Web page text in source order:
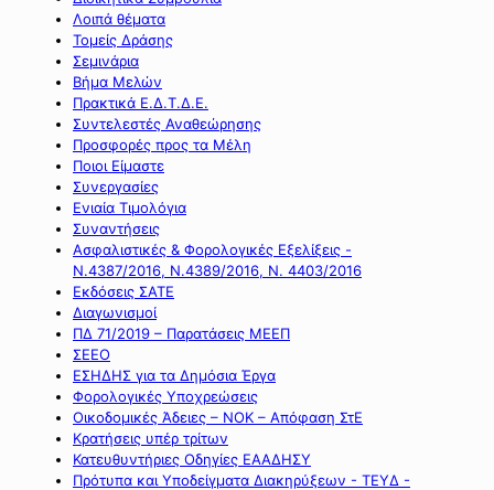
Λοιπά θέματα
Τομείς Δράσης
Σεμινάρια
Βήμα Μελών
Πρακτικά Ε.Δ.Τ.Δ.Ε.
Συντελεστές Αναθεώρησης
Προσφορές προς τα Μέλη
Ποιοι Είμαστε
Συνεργασίες
Ενιαία Τιμολόγια
Συναντήσεις
Ασφαλιστικές & Φορολογικές Εξελίξεις -
Ν.4387/2016, Ν.4389/2016, Ν. 4403/2016
Εκδόσεις ΣΑΤΕ
Διαγωνισμοί
ΠΔ 71/2019 – Παρατάσεις ΜΕΕΠ
ΣΕΕΟ
ΕΣΗΔΗΣ για τα Δημόσια Έργα
Φορολογικές Υποχρεώσεις
Οικοδομικές Άδειες – ΝΟΚ – Απόφαση ΣτΕ
Κρατήσεις υπέρ τρίτων
Κατευθυντήριες Οδηγίες ΕΑΑΔΗΣΥ
Πρότυπα και Υποδείγματα Διακηρύξεων - ΤΕΥΔ -